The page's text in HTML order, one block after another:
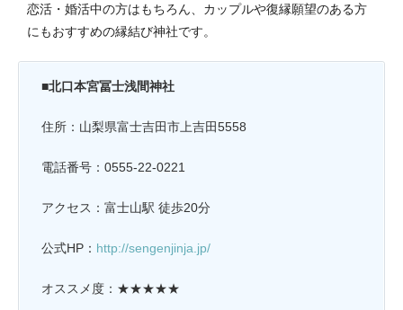
恋活・婚活中の方はもちろん、カップルや復縁願望のある方
にもおすすめの縁結び神社です。
■北口本宮冨士浅間神社
住所：山梨県富士吉田市上吉田5558
電話番号：0555-22-0221
アクセス：富士山駅 徒歩20分
公式HP： http://sengenjinja.jp/
オススメ度：★★★★★